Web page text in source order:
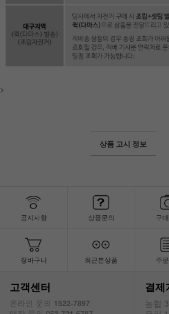
>
상품 고시 정보
공지사항 상품문의 구
장바구니 최근본상품 주
고객센터
온라인 문의 1522-7897
결제
농협